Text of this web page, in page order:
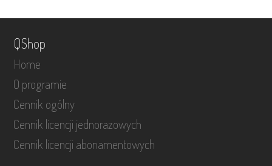
QShop
Home
O programie
Cennik ogólny
Cennik licencji jednorazowych
Cennik licencji abonamentowych